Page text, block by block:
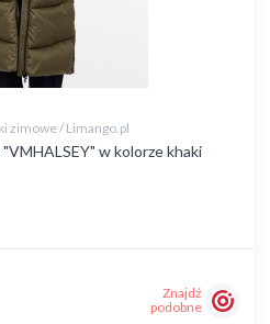
zimowe / Limango.pl
w kolorze khaki
Znajdź
podobne